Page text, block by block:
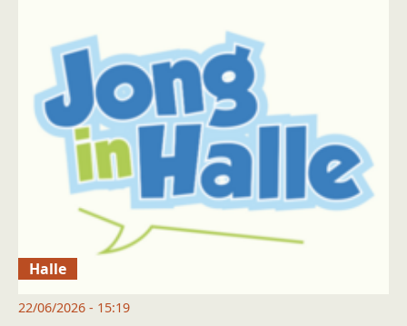
Halle
22/06/2026 - 15:19